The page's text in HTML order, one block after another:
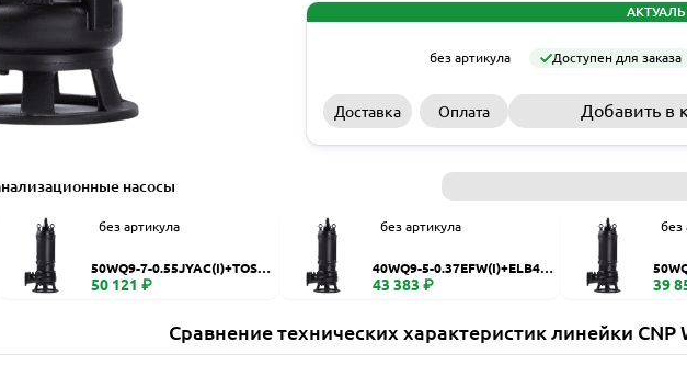
без артикула Доступен для заказа
Доставка Оплата Добавить в
насосы
без артикула
50WQ9-7-0.55JYAC(I)+TOS-5
0
50 121 ₽
без артикула
40WQ9-5-0.37EFW(I)+ELB40
WQ
43 383 ₽
без
WQ
39
Сравнение технических характеристик линейки CNP